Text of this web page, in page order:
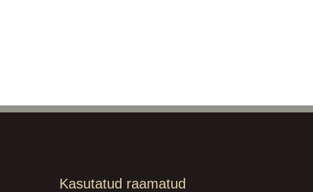
Kasutatud raamatud